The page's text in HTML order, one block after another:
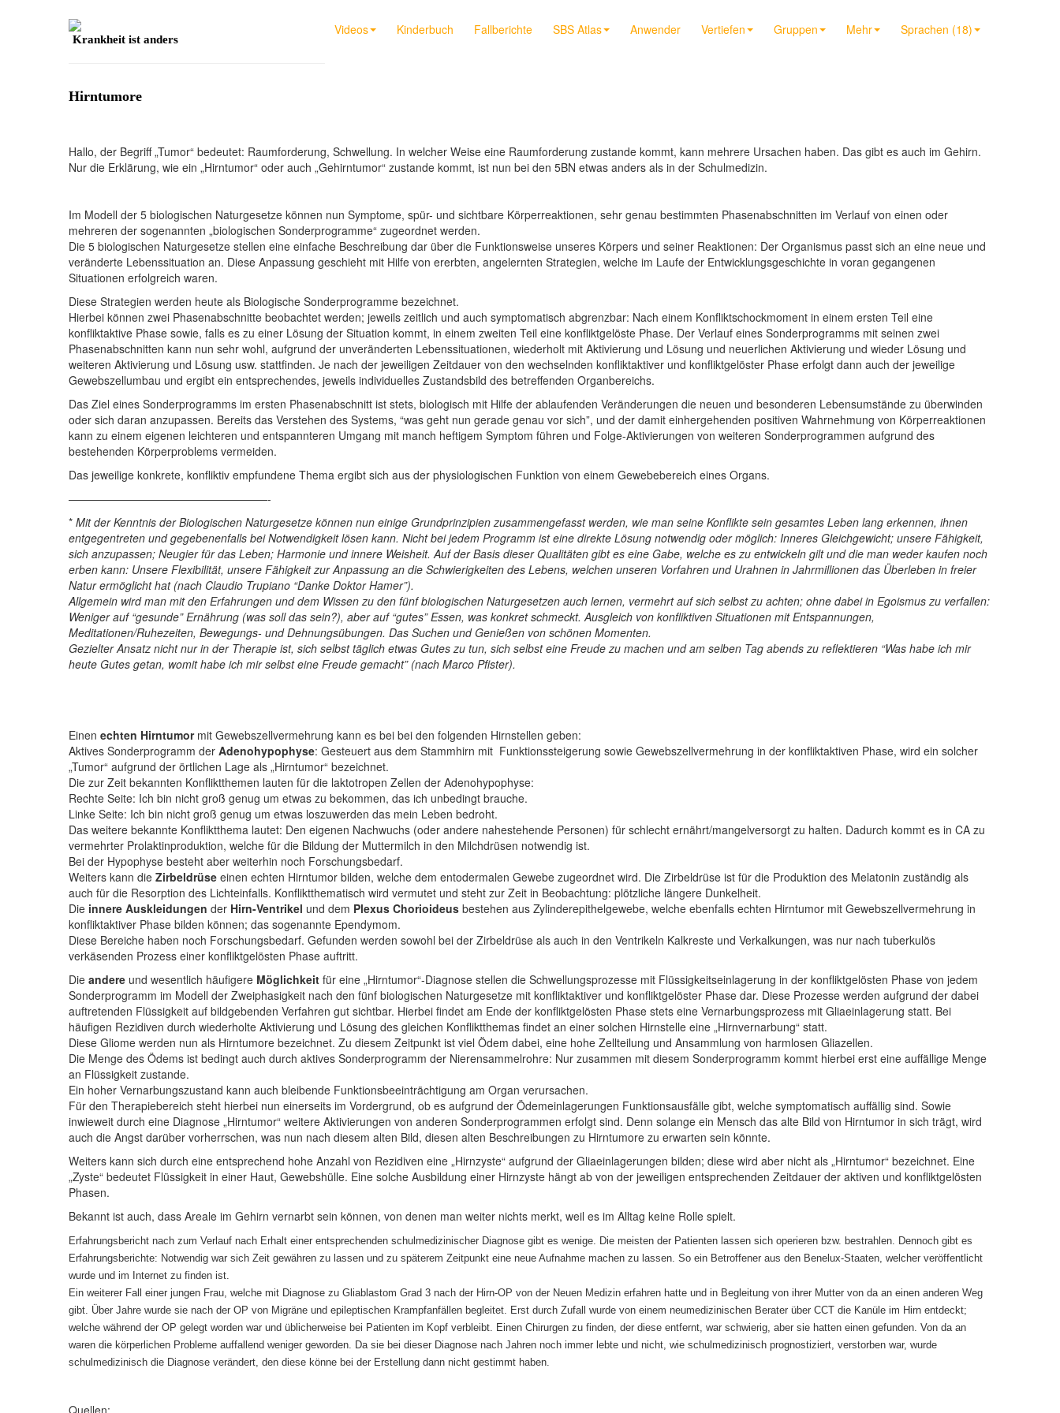
Videos Kinderbuch Fallberichte SBS Atlas Anwender Vertiefen Gruppen Mehr Sprachen (18)
Krankheit ist anders
Hirntumore
Hallo, der Begriff „Tumor“ bedeutet: Raumforderung, Schwellung. In welcher Weise eine Raumforderung zustande kommt, kann mehrere Ursachen haben. Das gibt es auch im Gehirn.
Nur die Erklärung, wie ein „Hirntumor“ oder auch „Gehirntumor“ zustande kommt, ist nun bei den 5BN etwas anders als in der Schulmedizin.
Im Modell der 5 biologischen Naturgesetze können nun Symptome, spür- und sichtbare Körperreaktionen, sehr genau bestimmten Phasenabschnitten im Verlauf von einen oder
mehreren der sogenannten „biologischen Sonderprogramme“ zugeordnet werden.
Die 5 biologischen Naturgesetze stellen eine einfache Beschreibung dar über die Funktionsweise unseres Körpers und seiner Reaktionen: Der Organismus passt sich an eine neue und
veränderte Lebenssituation an. Diese Anpassung geschieht mit Hilfe von ererbten, angelernten Strategien, welche im Laufe der Entwicklungsgeschichte in voran gegangenen
Situationen erfolgreich waren.
Diese Strategien werden heute als Biologische Sonderprogramme bezeichnet.
Hierbei können zwei Phasenabschnitte beobachtet werden; jeweils zeitlich und auch symptomatisch abgrenzbar: Nach einem Konfliktschockmoment in einem ersten Teil eine
konfliktaktive Phase sowie, falls es zu einer Lösung der Situation kommt, in einem zweiten Teil eine konfliktgelöste Phase. Der Verlauf eines Sonderprogramms mit seinen zwei
Phasenabschnitten kann nun sehr wohl, aufgrund der unveränderten Lebenssituationen, wiederholt mit Aktivierung und Lösung und neuerlichen Aktivierung und wieder Lösung und
weiteren Aktivierung und Lösung usw. stattfinden. Je nach der jeweiligen Zeitdauer von den wechselnden konfliktaktiver und konfliktgelöster Phase erfolgt dann auch der jeweilige
Gewebszellumbau und ergibt ein entsprechendes, jeweils individuelles Zustandsbild des betreffenden Organbereichs.
Das Ziel eines Sonderprogramms im ersten Phasenabschnitt ist stets, biologisch mit Hilfe der ablaufenden Veränderungen die neuen und besonderen Lebensumstände zu überwinden
oder sich daran anzupassen. Bereits das Verstehen des Systems, “was geht nun gerade genau vor sich”, und der damit einhergehenden positiven Wahrnehmung von Körperreaktionen
kann zu einem eigenen leichteren und entspannteren Umgang mit manch heftigem Symptom führen und Folge-Aktivierungen von weiteren Sonderprogrammen aufgrund des
bestehenden Körperproblems vermeiden.
Das jeweilige konkrete, konfliktiv empfundene Thema ergibt sich aus der physiologischen Funktion von einem Gewebebereich eines Organs.
——————————————————-
* Mit der Kenntnis der Biologischen Naturgesetze können nun einige Grundprinzipien zusammengefasst werden, wie man seine Konﬂikte sein gesamtes Leben lang erkennen, ihnen
entgegentreten und gegebenenfalls bei Notwendigkeit lösen kann. Nicht bei jedem Programm ist eine direkte Lösung notwendig oder möglich: Inneres Gleichgewicht; unsere Fähigkeit,
sich anzupassen; Neugier für das Leben; Harmonie und innere Weisheit. Auf der Basis dieser Qualitäten gibt es eine Gabe, welche es zu entwickeln gilt und die man weder kaufen noch
erben kann: Unsere Flexibilität, unsere Fähigkeit zur Anpassung an die Schwierigkeiten des Lebens, welchen unseren Vorfahren und Urahnen in Jahrmillionen das Überleben in freier
Natur ermöglicht hat (nach Claudio Trupiano “Danke Doktor Hamer”).
Allgemein wird man mit den Erfahrungen und dem Wissen zu den fünf biologischen Naturgesetzen auch lernen, vermehrt auf sich selbst zu achten; ohne dabei in Egoismus zu verfallen:
Weniger auf “gesunde” Ernährung (was soll das sein?), aber auf “gutes” Essen, was konkret schmeckt. Ausgleich von konfliktiven Situationen mit Entspannungen,
Meditationen/Ruhezeiten, Bewegungs- und Dehnungsübungen. Das Suchen und Genießen von schönen Momenten.
Gezielter Ansatz nicht nur in der Therapie ist, sich selbst täglich etwas Gutes zu tun, sich selbst eine Freude zu machen und am selben Tag abends zu reflektieren “Was habe ich mir
heute Gutes getan, womit habe ich mir selbst eine Freude gemacht” (nach Marco Pfister).
Einen echten Hirntumormit Gewebszellvermehrung kann es bei bei den folgenden Hirnstellen geben:
Aktives Sonderprogramm der Adenohypophyse: Gesteuert aus dem Stammhirn mit Funktionssteigerung sowie Gewebszellvermehrung in der konfliktaktiven Phase, wird ein solcher
„Tumor“ aufgrund der örtlichen Lage als „Hirntumor“ bezeichnet.
Die zur Zeit bekannten Konfliktthemen lauten für die laktotropen Zellen der Adenohypophyse:
Rechte Seite: Ich bin nicht groß genug um etwas zu bekommen, das ich unbedingt brauche.
Linke Seite: Ich bin nicht groß genug um etwas loszuwerden das mein Leben bedroht.
Das weitere bekannte Konfliktthema lautet: Den eigenen Nachwuchs (oder andere nahestehende Personen) für schlecht ernährt/mangelversorgt zu halten. Dadurch kommt es in CA zu
vermehrter Prolaktinproduktion, welche für die Bildung der Muttermilch in den Milchdrüsen notwendig ist.
Bei der Hypophyse besteht aber weiterhin noch Forschungsbedarf.
Weiters kann die Zirbeldrüse einen echten Hirntumor bilden, welche dem entodermalen Gewebe zugeordnet wird. Die Zirbeldrüse ist für die Produktion des Melatonin zuständig als
auch für die Resorption des Lichteinfalls. Konfliktthematisch wird vermutet und steht zur Zeit in Beobachtung: plötzliche längere Dunkelheit.
Die innere Auskleidungen der Hirn-Ventrikel und dem Plexus Chorioideus bestehen aus Zylinderepithelgewebe, welche ebenfalls echten Hirntumor mit Gewebszellvermehrung in
konfliktaktiver Phase bilden können; das sogenannte Ependymom.
Diese Bereiche haben noch Forschungsbedarf. Gefunden werden sowohl bei der Zirbeldrüse als auch in den Ventrikeln Kalkreste und Verkalkungen, was nur nach tuberkulös
verkäsenden Prozess einer konfliktgelösten Phase auftritt.
Die andere und wesentlich häufigere Möglichkeit für eine „Hirntumor“-Diagnose stellen die Schwellungsprozesse mit Flüssigkeitseinlagerung in der konfliktgelösten Phase von jedem
Sonderprogramm im Modell der Zweiphasigkeit nach den fünf biologischen Naturgesetze mit konfliktaktiver und konfliktgelöster Phase dar. Diese Prozesse werden aufgrund der dabei
auftretenden Flüssigkeit auf bildgebenden Verfahren gut sichtbar. Hierbei findet am Ende der konfliktgelösten Phase stets eine Vernarbungsprozess mit Gliaeinlagerung statt. Bei
häufigen Rezidiven durch wiederholte Aktivierung und Lösung des gleichen Konfliktthemas findet an einer solchen Hirnstelle eine „Hirnvernarbung“ statt.
Diese Gliome werden nun als Hirntumore bezeichnet. Zu diesem Zeitpunkt ist viel Ödem dabei, eine hohe Zellteilung und Ansammlung von harmlosen Gliazellen.
Die Menge des Ödems ist bedingt auch durch aktives Sonderprogramm der Nierensammelrohre: Nur zusammen mit diesem Sonderprogramm kommt hierbei erst eine auffällige Menge
an Flüssigkeit zustande.
Ein hoher Vernarbungszustand kann auch bleibende Funktionsbeeinträchtigung am Organ verursachen.
Für den Therapiebereich steht hierbei nun einerseits im Vordergrund, ob es aufgrund der Ödemeinlagerungen Funktionsausfälle gibt, welche symptomatisch auffällig sind. Sowie
inwieweit durch eine Diagnose „Hirntumor“ weitere Aktivierungen von anderen Sonderprogrammen erfolgt sind. Denn solange ein Mensch das alte Bild von Hirntumor in sich trägt, wird
auch die Angst darüber vorherrschen, was nun nach diesem alten Bild, diesen alten Beschreibungen zu Hirntumore zu erwarten sein könnte.
Weiters kann sich durch eine entsprechend hohe Anzahl von Rezidiven eine „Hirnzyste“ aufgrund der Gliaeinlagerungen bilden; diese wird aber nicht als „Hirntumor“ bezeichnet. Eine
„Zyste“ bedeutet Flüssigkeit in einer Haut, Gewebshülle. Eine solche Ausbildung einer Hirnzyste hängt ab von der jeweiligen entsprechenden Zeitdauer der aktiven und konfliktgelösten
Phasen.
Bekannt ist auch, dass Areale im Gehirn vernarbt sein können, von denen man weiter nichts merkt, weil es im Alltag keine Rolle spielt.
Erfahrungsbericht nach zum Verlauf nach Erhalt einer entsprechenden schulmedizinischer Diagnose gibt es wenige. Die meisten der Patienten lassen sich operieren bzw. bestrahlen. Dennoch gibt es
Erfahrungsberichte: Notwendig war sich Zeit gewähren zu lassen und zu späterem Zeitpunkt eine neue Aufnahme machen zu lassen. So ein Betroffener aus den Benelux-Staaten, welcher veröffentlicht
wurde und im Internet zu finden ist.
Ein weiterer Fall einer jungen Frau, welche mit Diagnose zu Gliablastom Grad 3 nach der Hirn-OP von der Neuen Medizin erfahren hatte und in Begleitung von ihrer Mutter von da an einen anderen Weg
gibt. Über Jahre wurde sie nach der OP von Migräne und epileptischen Krampfanfällen begleitet. Erst durch Zufall wurde von einem neumedizinischen Berater über CCT die Kanüle im Hirn entdeckt;
welche während der OP gelegt worden war und üblicherweise bei Patienten im Kopf verbleibt. Einen Chirurgen zu finden, der diese entfernt, war schwierig, aber sie hatten einen gefunden. Von da an
waren die körperlichen Probleme auffallend weniger geworden. Da sie bei dieser Diagnose nach Jahren noch immer lebte und nicht, wie schulmedizinisch prognostiziert, verstorben war, wurde
schulmedizinisch die Diagnose verändert, den diese könne bei der Erstellung dann nicht gestimmt haben.